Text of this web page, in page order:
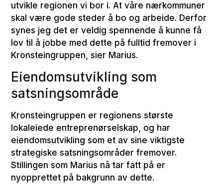
utvikle regionen vi bor i. At våre nærkommuner
skal være gode steder å bo og arbeide. Derfor
synes jeg det er veldig spennende å kunne få
lov til å jobbe med dette på fulltid fremover i
Kronsteingruppen, sier Marius.
Eiendomsutvikling som
satsningsområde
Kronsteingruppen er regionens største
lokaleiede entreprenørselskap, og har
eiendomsutvikling som et av sine viktigste
strategiske satsningsområder fremover.
Stillingen som Marius nå tar fatt på er
nyopprettet på bakgrunn av dette.